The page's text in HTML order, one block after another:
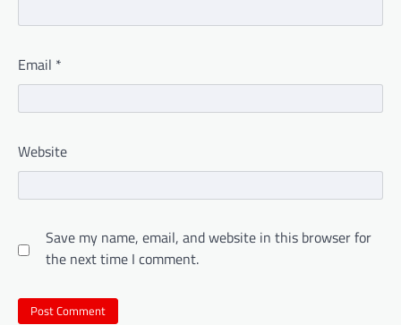
Email *
Website
Save my name, email, and website in this browser for
the next time I comment.